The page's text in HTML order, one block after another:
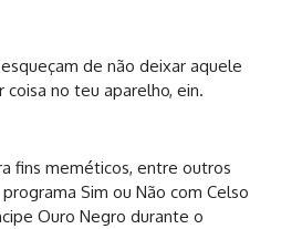
de não deixar aquele
no teu aparelho, ein.
fins meméticos, entre outros
Sim ou Não com Celso
Ouro Negro durante o